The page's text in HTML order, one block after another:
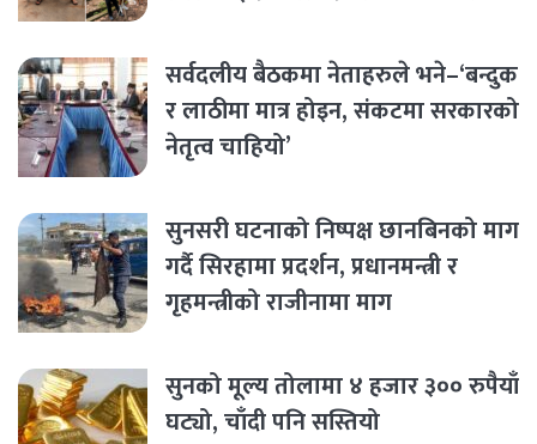
सर्वदलीय बैठकमा नेताहरुले भने–‘बन्दुक
र लाठीमा मात्र होइन, संकटमा सरकारको
नेतृत्व चाहियो’
सुनसरी घटनाको निष्पक्ष छानबिनको माग
गर्दै सिरहामा प्रदर्शन, प्रधानमन्त्री र
गृहमन्त्रीको राजीनामा माग
सुनको मूल्य तोलामा ४ हजार ३०० रुपैयाँ
घट्यो, चाँदी पनि सस्तियो